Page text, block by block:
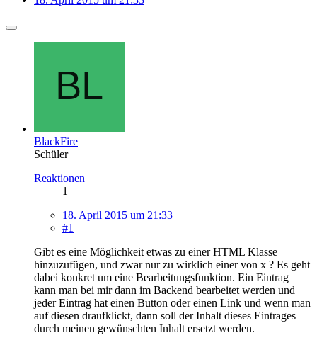
BlackFire
Schüler
Reaktionen
1
18. April 2015 um 21:33
#1
Gibt es eine Möglichkeit etwas zu einer HTML Klasse
hinzuzufügen, und zwar nur zu wirklich einer von x ? Es geht
dabei konkret um eine Bearbeitungsfunktion. Ein Eintrag
kann man bei mir dann im Backend bearbeitet werden und
jeder Eintrag hat einen Button oder einen Link und wenn man
auf diesen draufklickt, dann soll der Inhalt dieses Eintrages
durch meinen gewünschten Inhalt ersetzt werden.